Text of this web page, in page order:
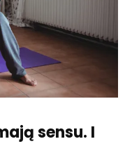
sensu. I